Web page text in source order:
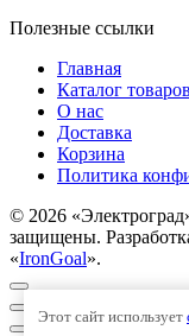
Полезные ссылки
Главная
Каталог товаров
О нас
Доставка
Корзина
Политика
© 2026
защищены.
«IronGoal».
Этот сайт использует